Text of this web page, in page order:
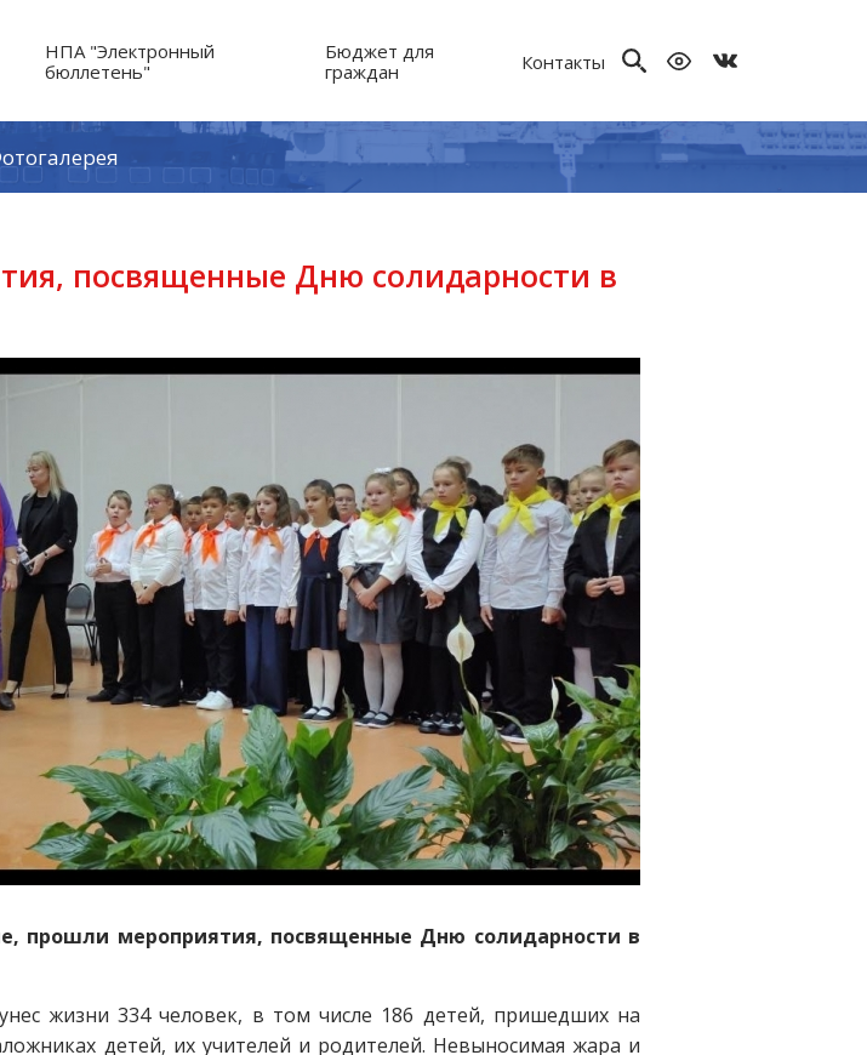
НПА "Электронный
бюллетень"
Бюджет для
граждан
Контакты
посвященные Дню солидарности в
прошли мероприятия, посвященные Дню солидарности в
жизни 334 человек, в том числе 186 детей, пришедших на
детей, их учителей и родителей. Невыносимая жара и